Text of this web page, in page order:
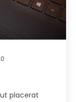
placerat